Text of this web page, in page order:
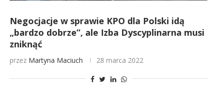
Negocjacje w sprawie KPO dla Polski idą
„bardzo dobrze”, ale Izba Dyscyplinarna musi
zniknąć
przez Martyna Maciuch 28 marca 2022